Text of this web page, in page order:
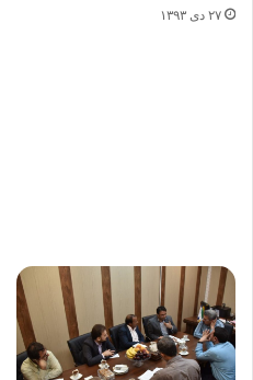
۲۷ دی ۱۳۹۳